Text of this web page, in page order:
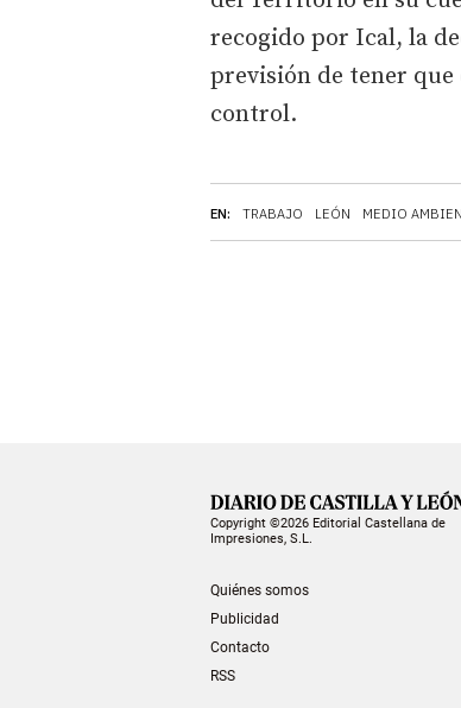
EN: TRABAJO LEÓN MEDIO
recogido por Ical, la
previsión de tener que
control.
Copyright ©2026 Editorial Castellana de
Impresiones, S.L.
Quiénes somos
Publicidad
Contacto
RSS